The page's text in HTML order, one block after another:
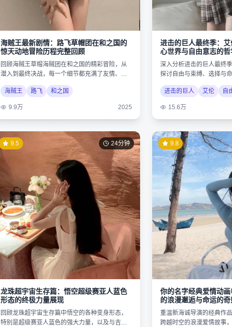
海贼王最新剧情：路飞草帽团在和之国的
惊天动地冒险历程完整回顾
回顾海贼王草帽海贼团在和之国的精彩冒险，从
潜入到最终决战，每一个细节都充满了友情、梦
想与勇气的力量。
海贼王
路飞 和之国
9.9万 2025
进击的巨人最终季：
心世界与自由意志的
深入分析进击的巨人最终
探讨自由与束缚、选择与
揭示作品的深层内涵。
进击的巨人
艾伦 自
15.6万
24分钟
9.5
龙珠超宇宙生存篇：悟空超级赛亚人蓝色
形态的终极力量展现
回顾龙珠超宇宙生存篇中悟空的各种变身形态，
特别是超级赛亚人蓝色的强大力量，以及与吉连
9.8
你的名字经典爱情动
的浪漫邂逅与命运的
重温新海诚导演的经典作
跨越时空的浪漫爱情故事